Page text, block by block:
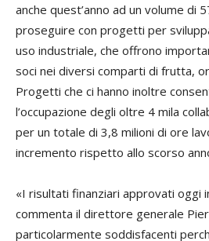
anche quest’anno ad un volume di
proseguire con progetti per
uso industriale, che offrono
soci nei diversi comparti di frutta,
Progetti che ci hanno inoltre
l’occupazione degli oltre 4 mila
per un totale di 3,8 milioni di ore
incremento rispetto allo scorso
«I risultati finanziari approvati oggi
commenta il direttore generale Pier
particolarmente soddisfacenti